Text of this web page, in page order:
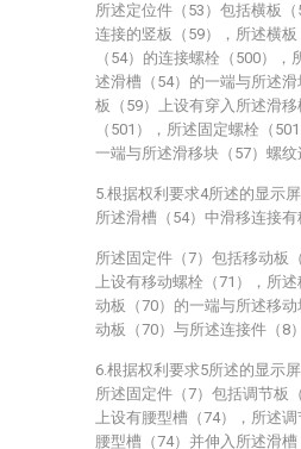
所述定位件（53）包括横板（
连接的竖板（59），所述横
（54）的连接螺栓（500）
述滑槽（54）的一端与所述
板（59）上设有穿入所述滑
（501），所述固定螺栓（
一端与所述滑移块（57）螺纹
5.根据权利要求4所述的显示
所述滑槽（54）中滑移连接有
所述固定件（7）包括移动板
上设有移动螺栓（71），所
动板（70）的一端与所述移
动板（70）与所述连接件（8
6.根据权利要求5所述的显示
所述固定件（7）包括调节板
上设有腰型槽（74），所述
腰型槽（74）并伸入所述滑